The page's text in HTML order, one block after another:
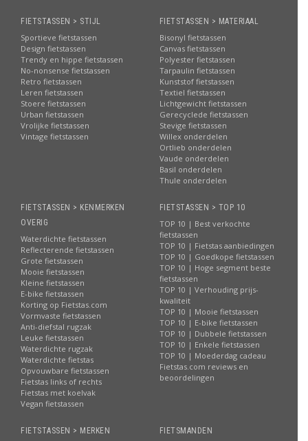
FIETSTASSEN > STIJL
Sportieve fietstassen
Design fietstassen
Trendy en hippe fietstassen
No-nonsense fietstassen
Retro fietstassen
Leren fietstassen
Stoere fietstassen
Urban fietstassen
Vrolijke fietstassen
Vintage fietstassen
FIETSTASSEN > MATERIAAL
Bisonyl fietstassen
Canvas fietstassen
Polyester fietstassen
Tarpaulin fietstassen
Kunststof fietstassen
Textiel fietstassen
Lichtgewicht fietstassen
Gerecyclede fietstassen
Stevige fietstassen
Willex onderdelen
Ortlieb onderdelen
Vaude onderdelen
Basil onderdelen
Thule onderdelen
FIETSTASSEN > KENMERKEN
OVERIG
Waterdichte fietstassen
Reflecterende fietstassen
Grote fietstassen
Mooie fietstassen
Kleine fietstassen
E-bike fietstassen
Korting op Fietstas.com
Vormvaste fietstassen
Anti-diefstal rugzak
Leuke fietstassen
Waterdichte rugzak
Waterdichte fietstas
Opvouwbare fietstassen
Fietstas links of rechts
Fietstas met koelvak
Vegan fietstassen
FIETSTASSEN > TOP 10
TOP 10 | Best verkochte
fietstassen
TOP 10 | Fietstas aanbiedingen
TOP 10 | Goedkope fietstassen
TOP 10 | Hoge segment beste
fietstassen
TOP 10 | Verhouding prijs-
kwaliteit
TOP 10 | Mooie fietstassen
TOP 10 | E-bike fietstassen
TOP 10 | Dubbele fietstassen
TOP 10 | Enkele fietstassen
TOP 10 | Moederdag cadeau
Fietstas.com reviews en
beoordelingen
FIETSTASSEN > MERKEN FIETSMANDEN